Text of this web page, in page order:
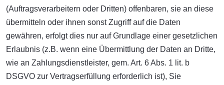
(Auftragsverarbeitern oder Dritten) offenbaren, sie an diese
übermitteln oder ihnen sonst Zugriff auf die Daten
gewähren, erfolgt dies nur auf Grundlage einer gesetzlichen
Erlaubnis (z.B. wenn eine Übermittlung der Daten an Dritte,
wie an Zahlungsdienstleister, gem. Art. 6 Abs. 1 lit. b
DSGVO zur Vertragserfüllung erforderlich ist), Sie